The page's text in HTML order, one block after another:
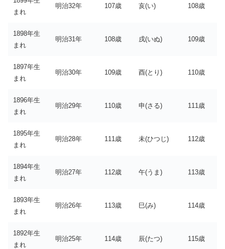
まれ
明治32年 107歳 亥(い) 108歳
1898年生
まれ
明治31年 108歳 戌(いぬ) 109歳
1897年生
まれ
明治30年 109歳 酉(とり) 110歳
1896年生
まれ
明治29年 110歳 申(さる) 111歳
1895年生
まれ
明治28年 111歳 未(ひつじ) 112歳
1894年生
まれ
明治27年 112歳 午(うま) 113歳
1893年生
まれ
明治26年 113歳 巳(み) 114歳
1892年生
まれ
明治25年 114歳 辰(たつ) 115歳